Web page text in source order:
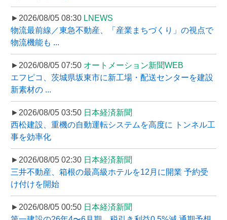
►2026/08/05 08:30 LNEWS
物流最前線／東急不動産、「産業まちづくり」の視点で
物流機能も ...
►2026/08/05 07:50 オートメーション新聞WEB
エフピコ、茨城県坂東市に新工場・配送センターを建設
新素材の ...
►2026/08/05 03:50 日本経済新聞
西松建設、重機の自動運転システムを高度に トンネル工
事を効率化
►2026/08/05 02:30 日本経済新聞
三井不動産、箱根の最高級ホテルを12月に開業 予約受
け付けを開始
►2026/08/05 00:50 日本経済新聞